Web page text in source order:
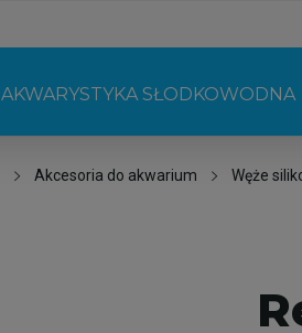
AKWARYSTYKA SŁODKOWODNA
Akcesoria do akwarium Węże